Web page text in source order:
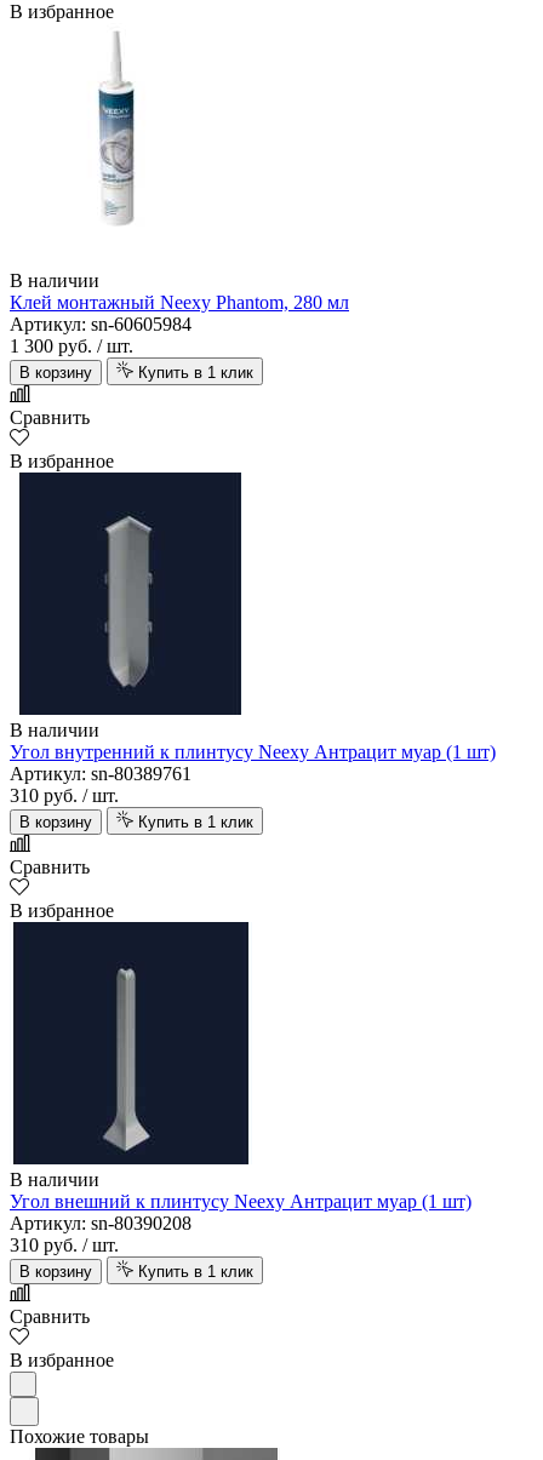
В избранное
В наличии
Клей монтажный Neexy Phantom, 280 мл
Артикул: sn-60605984
1 300 руб. / шт.
В корзину Купить в 1 клик
Сравнить
В избранное
В наличии
Угол внутренний к плинтусу Neexy Антрацит муар (1 шт)
Артикул: sn-80389761
310 руб. / шт.
В корзину Купить в 1 клик
Сравнить
В избранное
В наличии
Угол внешний к плинтусу Neexy Антрацит муар (1 шт)
Артикул: sn-80390208
310 руб. / шт.
В корзину Купить в 1 клик
Сравнить
В избранное
Похожие товары